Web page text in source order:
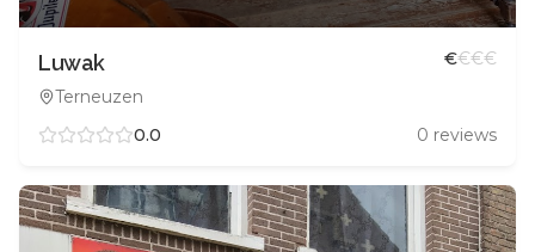
Luwak
Terneuzen
€€€€
0.0 0 reviews